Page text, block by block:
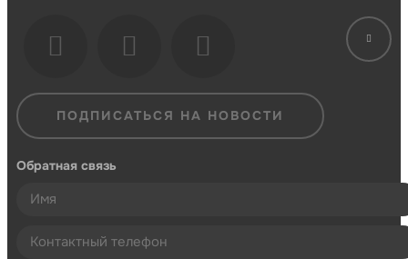
ПОДПИСАТЬСЯ НА НОВОСТИ
Обратная связь